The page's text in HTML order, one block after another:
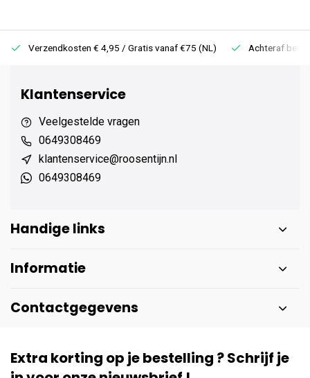
Verzendkosten € 4,95 / Gratis vanaf €75 (NL) Achteraf
Klantenservice
Veelgestelde vragen
0649308469
klantenservice@roosentijn.nl
0649308469
Handige links
Informatie
Contactgegevens
Extra korting op je bestelling ? Schrijf je